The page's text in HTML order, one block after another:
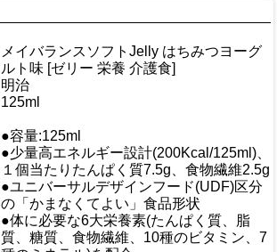
メイバランスソフトJelly はちみつヨーグ
ルト味 [ゼリー 栄養 介護食]
明治
125ml
●容量:125ml
●少量高エネルギー設計(200Kcal/125ml)、
１個当たりたんぱく質7.5g、食物繊維2.5g
●ユニバーサルデザインフード(UDF)区分
の「かまなくてよい」食品形状
●体に必要な6大栄養素(たんぱく質、脂
質、糖質、食物繊維、10種のビタミン、7